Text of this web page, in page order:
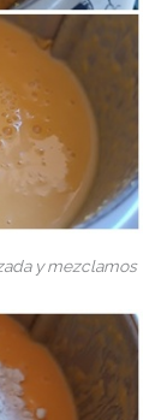
y mezclamos